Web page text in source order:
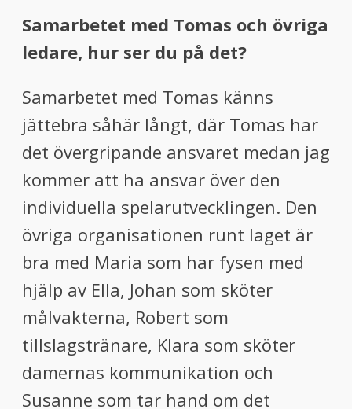
Samarbetet med Tomas och övriga
ledare, hur ser du på det?
Samarbetet med Tomas känns
jättebra såhär långt, där Tomas har
det övergripande ansvaret medan jag
kommer att ha ansvar över den
individuella spelarutvecklingen. Den
övriga organisationen runt laget är
bra med Maria som har fysen med
hjälp av Ella, Johan som sköter
målvakterna, Robert som
tillslagstränare, Klara som sköter
damernas kommunikation och
Susanne som tar hand om det